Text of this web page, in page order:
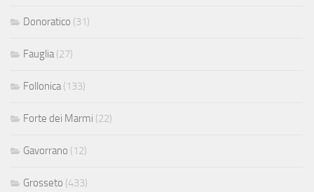
Donoratico (31)
Fauglia (27)
Follonica (133)
Forte dei Marmi (22)
Gavorrano (12)
Grosseto (433)